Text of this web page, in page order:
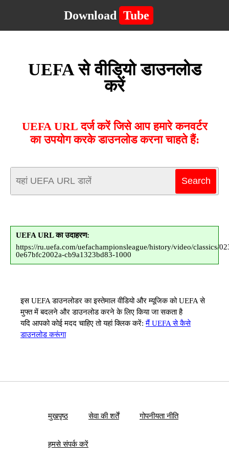
Download Tube
UEFA से वीडियो डाउनलोड
करें
UEFA URL दर्ज करें जिसे आप हमारे कनवर्टर
का उपयोग करके डाउनलोड करना चाहते हैं:
UEFA URL का उदाहरण:
https://ru.uefa.com/uefachampionsleague/history/video/classics/
0e67bfc2002a-cb9a1323bd83-1000
इस UEFA डाउनलोडर का इस्तेमाल वीडियो और म्यूजिक को UEFA से
मुफ्त में बदलने और डाउनलोड करने के लिए किया जा सकता है
यदि आपको कोई मदद चाहिए तो यहां क्लिक करें:मैं UEFA से कैसे
डाउनलोड करूंगा
मुखपृष्ठ सेवा की शर्तें गोपनीयता नीति
हमसे संपर्क करें